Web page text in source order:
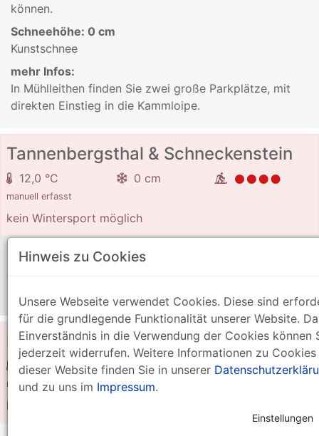
können.
Schneehöhe: 0 cm
Kunstschnee
mehr Infos:
In Mühlleithen finden Sie zwei große Parkplätze, mit
direkten Einstieg in die Kammloipe.
Tannenbergsthal & Schneckenstein
12,0 °C
manuell erfasst
0 cm
kein Wintersport möglich
Hammerbrücke
12,0 °C
manuell erfasst
0 cm
kein Wintersport möglich
Hinweis zu Cookies
Unsere Webseite verwendet Cookies. Diese sind
für die grundlegende Funktionalität unserer Website.
Einverständnis in die Verwendung der Cookies können
jederzeit widerrufen. Weitere Informationen zu
dieser Website finden Sie in unserer
und zu uns im Impressum.
Einstellungen